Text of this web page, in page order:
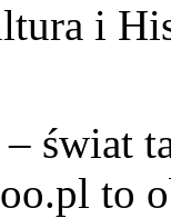
i
świat
to